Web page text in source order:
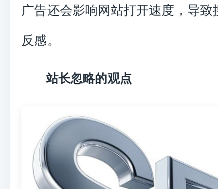
广告还会影响网站打开速度，导致
反感。
站长忽略的观点